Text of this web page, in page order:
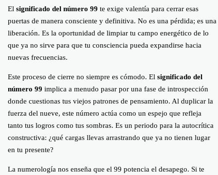
El significado del número 99 te exige valentía para cerrar esas
puertas de manera consciente y definitiva. No es una pérdida; es una
liberación. Es la oportunidad de limpiar tu campo energético de lo
que ya no sirve para que tu consciencia pueda expandirse hacia
nuevas frecuencias.
Este proceso de cierre no siempre es cómodo. El significado del
número 99 implica a menudo pasar por una fase de introspección
donde cuestionas tus viejos patrones de pensamiento. Al duplicar la
fuerza del nueve, este número actúa como un espejo que refleja
tanto tus logros como tus sombras. Es un periodo para la autocrítica
constructiva: ¿qué cargas llevas arrastrando que ya no tienen lugar
en tu presente?
La numerología nos enseña que el 99 potencia el desapego. Si te